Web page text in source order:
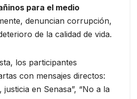
para el medio
denuncian corrupción,
de la calidad de vida.
los participantes
con mensajes directos:
justicia en Senasa”, “No a la